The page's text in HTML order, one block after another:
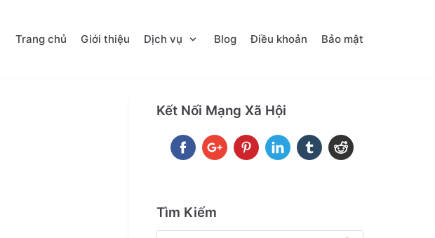
Trang chủ Giới thiệu Dịch vụ Blog Điều khoản Bảo mật
Kết Nối Mạng Xã Hội
Tìm Kiếm